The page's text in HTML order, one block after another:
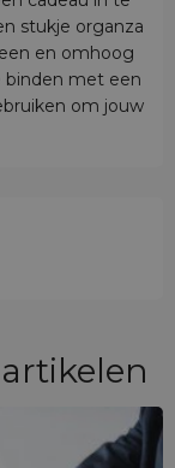
stukje organza
en omhoog
binden met een
om jouw